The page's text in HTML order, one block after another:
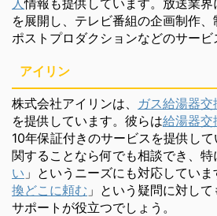
を展開し、テレビ番組の企画制作、
ポストプロダクションなどのサービ
アイリン
株式会社アイリンは、 ガス給湯器交
を提供しています。彼らは給湯器交
10年保証付きのサービスを提供して
関することなら何でも相談でき、特
い 」というニーズにも対応してい
換どこに頼む 」という疑問に対し
サポートが役立つでしょう。